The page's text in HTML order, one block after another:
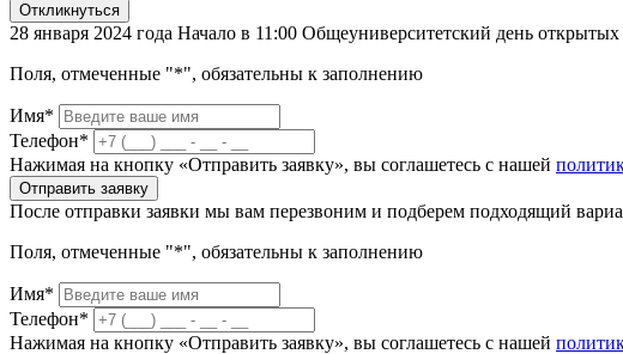
Откликнуться
28 января 2024 года Начало в 11:00 Общеуниверситетский день
Поля, отмеченные "*", обязательны к заполнению
Имя*
Телефон*
Нажимая на кнопку «Отправить заявку», вы соглашетесь с нашей
Отправить заявку
После отправки заявки мы вам перезвоним и подберем подходящий
Поля, отмеченные "*", обязательны к заполнению
Имя*
Телефон*
Нажимая на кнопку «Отправить заявку», вы соглашетесь с нашей